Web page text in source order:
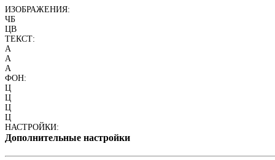
ИЗОБРАЖЕНИЯ:
ЧБ
ЦВ
ТЕКСТ:
A
A
A
ФОН:
Ц
Ц
Ц
Ц
НАСТРОЙКИ:
Дополнительные настройки